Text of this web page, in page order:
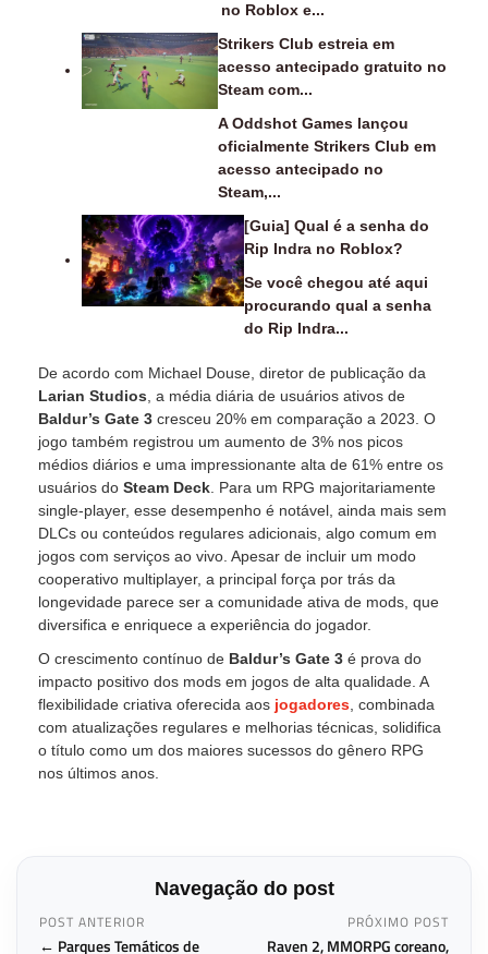
no Roblox e...
Strikers Club estreia em
acesso antecipado gratuito no
Steam com...
A Oddshot Games lançou
oficialmente Strikers Club em
acesso antecipado no
Steam,...
[Guia] Qual é a senha do
Rip Indra no Roblox?
Se você chegou até aqui
procurando qual a senha
do Rip Indra...
De acordo com Michael Douse, diretor de publicação da
Larian Studios , a média diária de usuários ativos de
Baldur’s Gate 3 cresceu 20% em comparação a 2023. O
jogo também registrou um aumento de 3% nos picos
médios diários e uma impressionante alta de 61% entre os
usuários do Steam Deck . Para um RPG majoritariamente
single-player, esse desempenho é notável, ainda mais sem
DLCs ou conteúdos regulares adicionais, algo comum em
jogos com serviços ao vivo. Apesar de incluir um modo
cooperativo multiplayer, a principal força por trás da
longevidade parece ser a comunidade ativa de mods, que
diversifica e enriquece a experiência do jogador.
O crescimento contínuo de Baldur’s Gate 3 é prova do
impacto positivo dos mods em jogos de alta qualidade. A
flexibilidade criativa oferecida aos jogadores , combinada
com atualizações regulares e melhorias técnicas, solidifica
o título como um dos maiores sucessos do gênero RPG
nos últimos anos.
Navegação do post
POST ANTERIOR
← Parques Temáticos de
PRÓXIMO POST
Raven 2, MMORPG coreano,